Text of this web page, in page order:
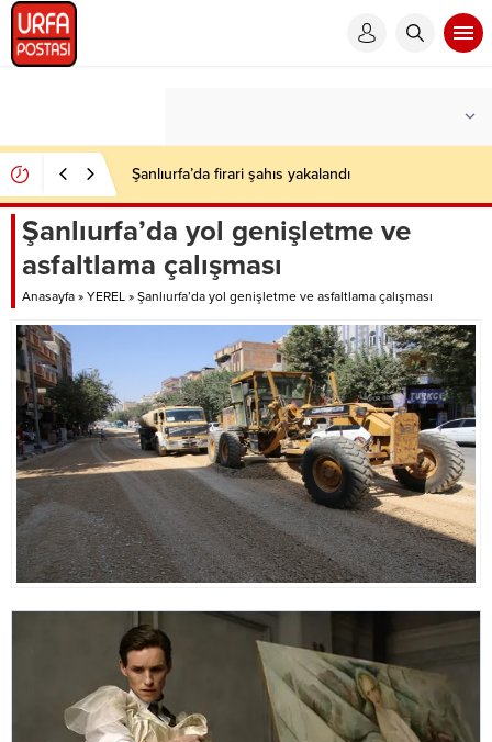
Şanlıurfa’da firari şahıs yakalandı
Şanlıurfa’da yol genişletme ve
asfaltlama çalışması
Anasayfa » YEREL » Şanlıurfa’da yol genişletme ve asfaltlama çalışması